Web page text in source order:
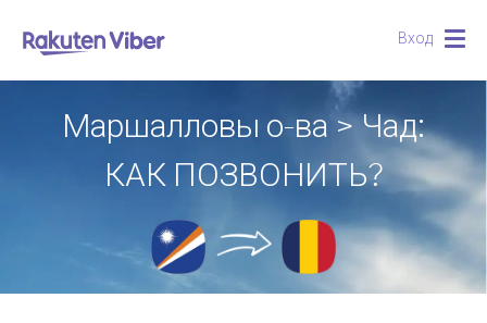
Вход
Маршалловы о-ва > Чад:
КАК ПОЗВОНИТЬ?